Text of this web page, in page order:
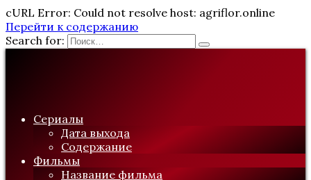
cURL Error: Could not resolve host: agriflor.online
Перейти к содержанию
Search for:
Сериалы
Дата выхода
Содержание
Фильмы
Название фильма